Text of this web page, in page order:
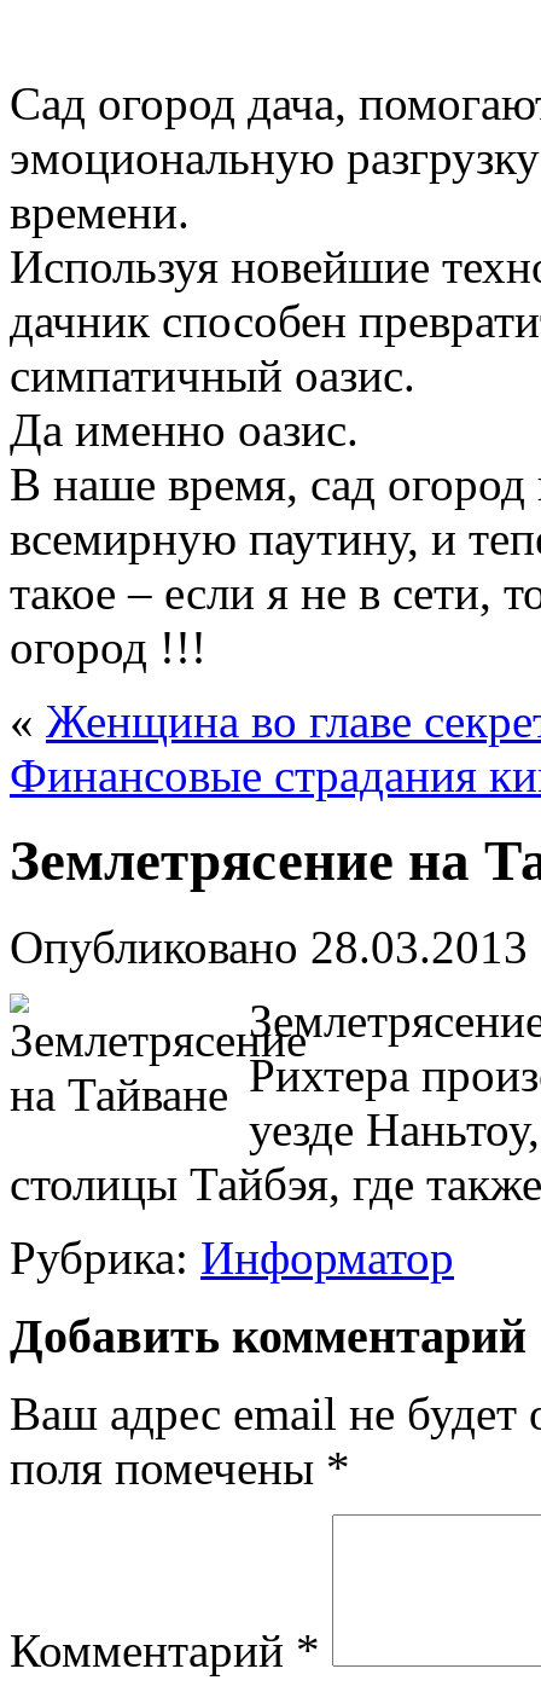
Сад огород дача,
эмоциональную
времени.
Используя новейшие
дачник способен
симпатичный оазис.
Да именно оазис.
В наше время, сад огород
всемирную паутину, и
такое – если я не в сети,
огород !!!
« Женщина во главе
Финансовые страдания
Землетрясение на
Опубликовано 28.03.2013
Рихтера
уезде
столицы Тайбэя, где
Рубрика: Информатор
Добавить комментарий
Ваш адрес email не будет
поля помечены *
Комментарий *